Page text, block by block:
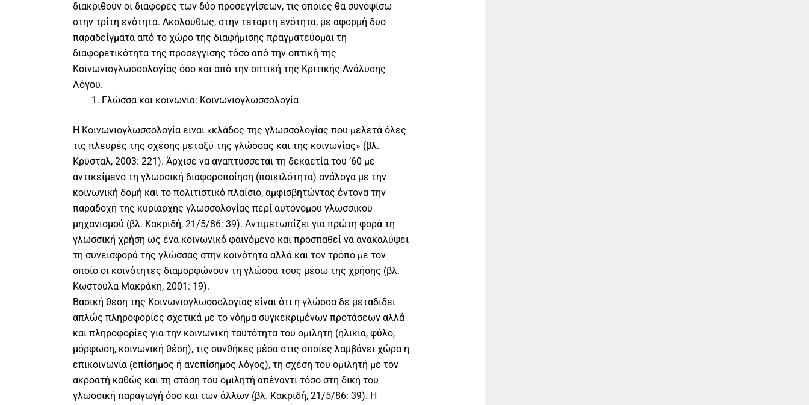
διακριθούν οι διαφορές των δύο προσεγγίσεων, τις οποίες θα συνοψίσω
στην τρίτη ενότητα. Ακολούθως, στην τέταρτη ενότητα, με αφορμή δυο
παραδείγματα από το χώρο της διαφήμισης πραγματεύομαι τη
διαφορετικότητα της προσέγγισης τόσο από την οπτική της
Κοινωνιογλωσσολογίας όσο και από την οπτική της Κριτικής Ανάλυσης
Λόγου.
Γλώσσα και κοινωνία: Κοινωνιογλωσσολογία
Η Κοινωνιογλωσσολογία είναι «κλάδος της γλωσσολογίας που μελετά όλες
τις πλευρές της σχέσης μεταξύ της γλώσσας και της κοινωνίας» (βλ.
Κρύσταλ, 2003: 221). Άρχισε να αναπτύσσεται τη δεκαετία του ’60 με
αντικείμενο τη γλωσσική διαφοροποίηση (ποικιλότητα) ανάλογα με την
κοινωνική δομή και το πολιτιστικό πλαίσιο, αμφισβητώντας έντονα την
παραδοχή της κυρίαρχης γλωσσολογίας περί αυτόνομου γλωσσικού
μηχανισμού (βλ. Κακριδή, 21/5/86: 39). Αντιμετωπίζει για πρώτη φορά τη
γλωσσική χρήση ως ένα κοινωνικό φαινόμενο και προσπαθεί να ανακαλύψει
τη συνεισφορά της γλώσσας στην κοινότητα αλλά και τον τρόπο με τον
οποίο οι κοινότητες διαμορφώνουν τη γλώσσα τους μέσω της χρήσης (βλ.
Κωστούλα-Μακράκη, 2001: 19).
Βασική θέση της Κοινωνιογλωσσολογίας είναι ότι η γλώσσα δε μεταδίδει
απλώς πληροφορίες σχετικά με το νόημα συγκεκριμένων προτάσεων αλλά
και πληροφορίες για την κοινωνική ταυτότητα του ομιλητή (ηλικία, φύλο,
μόρφωση, κοινωνική θέση), τις συνθήκες μέσα στις οποίες λαμβάνει χώρα η
επικοινωνία (επίσημος ή ανεπίσημος λόγος), τη σχέση του ομιλητή με τον
ακροατή καθώς και τη στάση του ομιλητή απέναντι τόσο στη δική του
γλωσσική παραγωγή όσο και των άλλων (βλ. Κακριδή, 21/5/86: 39). Η